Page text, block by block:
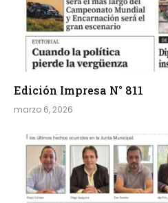
Edición Impresa N° 811
marzo 6, 2026